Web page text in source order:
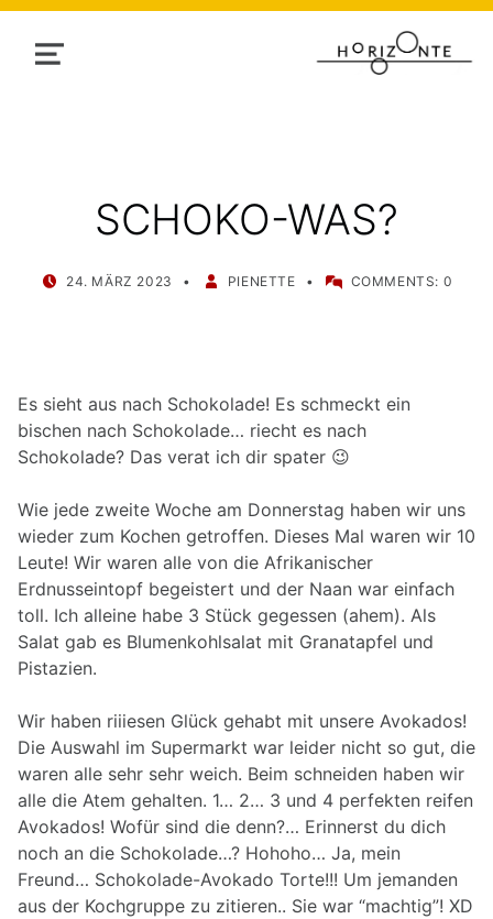
MENU
SCHOKO-WAS?
POSTED ON:
24. MÄRZ 2023
WRITTEN BY:
PIENETTE COMMENTS: 0
Es sieht aus nach Schokolade! Es schmeckt ein
bischen nach Schokolade… riecht es nach
Schokolade? Das verat ich dir spater 😉
Wie jede zweite Woche am Donnerstag haben wir uns
wieder zum Kochen getroffen. Dieses Mal waren wir 10
Leute! Wir waren alle von die Afrikanischer
Erdnusseintopf begeistert und der Naan war einfach
toll. Ich alleine habe 3 Stück gegessen (ahem). Als
Salat gab es Blumenkohlsalat mit Granatapfel und
Pistazien.
Wir haben riiiesen Glück gehabt mit unsere Avokados!
Die Auswahl im Supermarkt war leider nicht so gut, die
waren alle sehr sehr weich. Beim schneiden haben wir
alle die Atem gehalten. 1… 2… 3 und 4 perfekten reifen
Avokados! Wofür sind die denn?… Erinnerst du dich
noch an die Schokolade…? Hohoho… Ja, mein
Freund… Schokolade-Avokado Torte!!! Um jemanden
aus der Kochgruppe zu zitieren.. Sie war “machtig”! XD